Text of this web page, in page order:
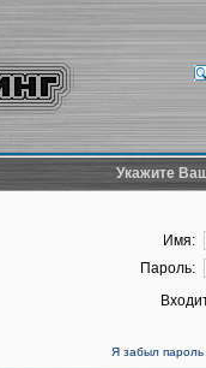
Укажите
Имя:
Пароль:
Я забыл пароль